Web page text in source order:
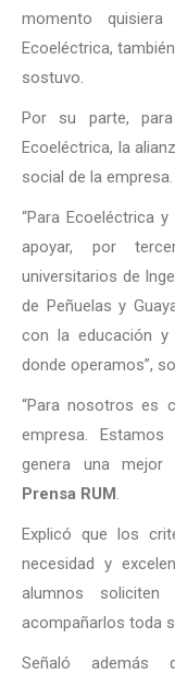
momento
Ecoeléctrica,
sostuvo.
Por su parte,
Ecoeléctrica, la
social de la empresa.
“Para Ecoeléctrica
apoyar, por
universitarios de
de Peñuelas y
con la educación y
donde operamos”,
“Para nosotros es
empresa.
genera una mejor
Prensa RUM
Explicó que los
necesidad y
alumnos
acompañarlos toda
Señaló además